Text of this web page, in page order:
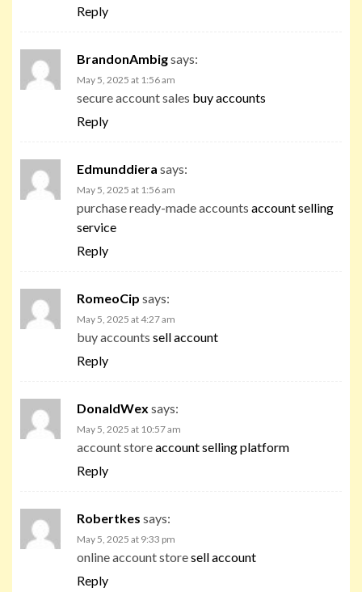
Reply
BrandonAmbigsays:
May 5, 2025 at 1:56 am
secure account sales buy accounts
Reply
Edmunddiera says:
May 5, 2025 at 1:56 am
purchase ready-made accounts account selling
service
Reply
RomeoCip says:
May 5, 2025 at 4:27 am
buy accounts sell account
Reply
DonaldWex says:
May 5, 2025 at 10:57 am
account storeaccount selling platform
Reply
Robertkes says:
May 5, 2025 at 9:33 pm
online account storesell account
Reply